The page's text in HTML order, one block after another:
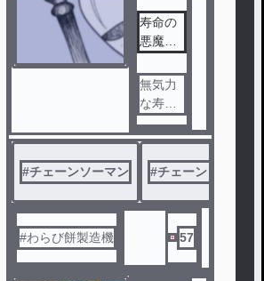
寿命の
悪魔は
静かに
目を閉
じた。
無気力
な寿命
の悪魔
。居候
するの
は早川
家。#ハ
ッピー
エンド
#チェーンソーマン #チェーンソーマン
#わらび餅製造機 57